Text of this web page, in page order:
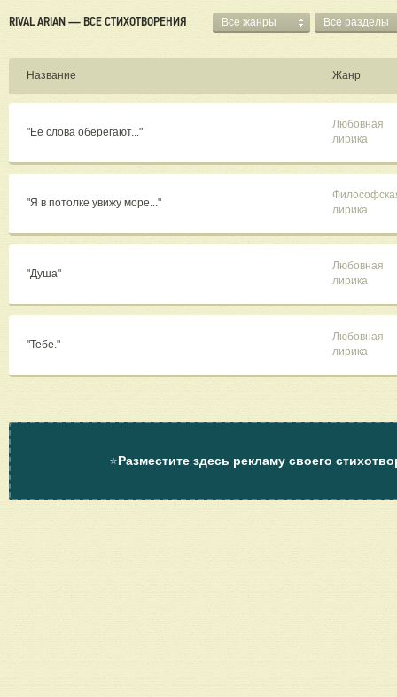
RIVAL ARIAN — ВСЕ СТИХОТВОРЕНИЯ Все жанры Все разделы
Название Жанр
"Ее слова оберегают..."
Любовная
лирика
"Я в потолке увижу море..."
лирика
"Душа"
Любовная
лирика
"Тебе."
Любовная
лирика
⭐Разместите здесь рекламу своего